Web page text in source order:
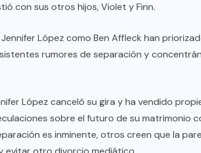
con sus otros hijos, Violet y Finn.
López como Ben Affleck han
rumores de separación y
López canceló su gira y ha vendido
sobre el futuro de su matrimonio
es inminente, otros creen que la